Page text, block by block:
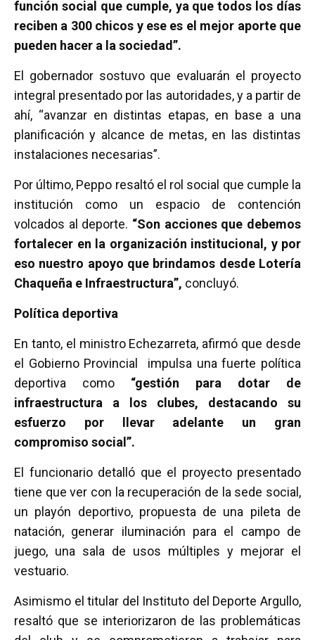
función social que cumple, ya que todos los días
reciben a 300 chicos y ese es el mejor aporte que
pueden hacer a la sociedad”.
El gobernador sostuvo que evaluarán el proyecto
integral presentado por las autoridades, y a partir de
ahí, “avanzar en distintas etapas, en base a una
planificación y alcance de metas, en las distintas
instalaciones necesarias”.
Por último, Peppo resaltó el rol social que cumple la
institución como un espacio de contención
volcados al deporte. “Son acciones que debemos
fortalecer en la organización institucional, y por
eso nuestro apoyo que brindamos desde Lotería
Chaqueña e Infraestructura”, concluyó.
Política deportiva
En tanto, el ministro Echezarreta, afirmó que desde
el Gobierno Provincial impulsa una fuerte política
deportiva como “gestión para dotar de
infraestructura a los clubes, destacando su
esfuerzo por llevar adelante un gran
compromiso social”.
El funcionario detalló que el proyecto presentado
tiene que ver con la recuperación de la sede social,
un playón deportivo, propuesta de una pileta de
natación, generar iluminación para el campo de
juego, una sala de usos múltiples y mejorar el
vestuario.
Asimismo el titular del Instituto del Deporte Argullo,
resaltó que se interiorizaron de las problemáticas